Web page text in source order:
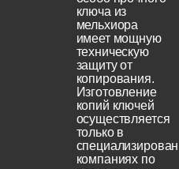
ключа из
мельхиора
имеет мощную
техническую
защиту от
копирования.
Изготовление
копий ключей
осуществляется
только в
компаниях по